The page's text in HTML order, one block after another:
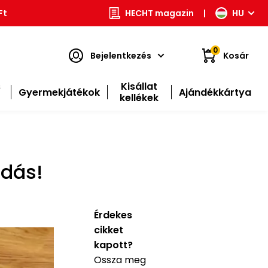
HECHT magazin | HU
Bejelentkezés 0 Kosár
Gyermekjátékok
Kisállat
kellékek
Ajándékkártya
Érdekes
cikket
kapott?
Ossza meg